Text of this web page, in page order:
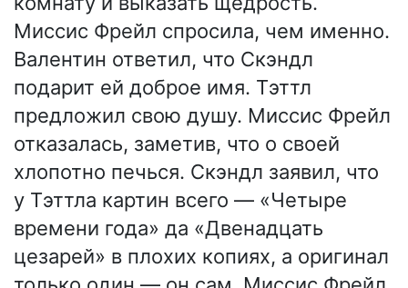
Миссис Фрейл спросила, чем именно.
Валентин ответил, что Скэндл
подарит ей доброе имя. Тэттл
предложил свою душу. Миссис Фрейл
отказалась, заметив, что о своей
хлопотно печься. Скэндл заявил, что
у Тэттла картин всего — «Четыре
времени года» да «Двенадцать
цезарей» в плохих копиях, а оригинал